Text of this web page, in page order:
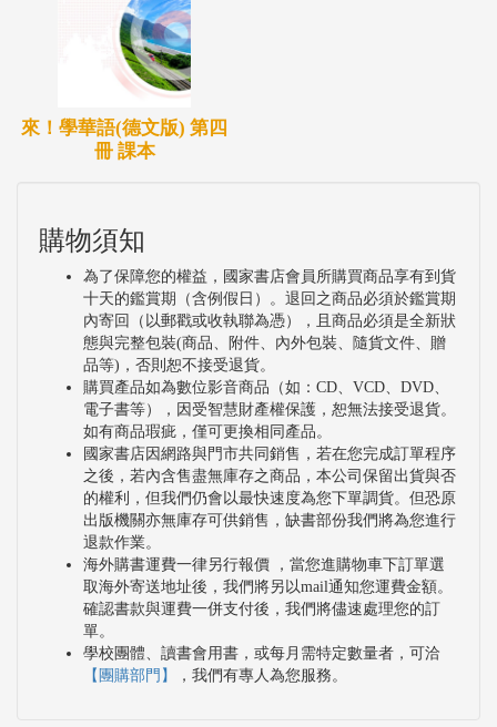
來！學華語(德文版) 第四
冊 課本
購物須知
為了保障您的權益，國家書店會員所購買商品享有到貨
十天的鑑賞期（含例假日）。退回之商品必須於鑑賞期
內寄回（以郵戳或收執聯為憑），且商品必須是全新狀
態與完整包裝(商品、附件、內外包裝、隨貨文件、贈
品等)，否則恕不接受退貨。
購買產品如為數位影音商品（如：CD、VCD、DVD、
電子書等），因受智慧財產權保護，恕無法接受退貨。
如有商品瑕疵，僅可更換相同產品。
國家書店因網路與門市共同銷售，若在您完成訂單程序
之後，若內含售盡無庫存之商品，本公司保留出貨與否
的權利，但我們仍會以最快速度為您下單調貨。但恐原
出版機關亦無庫存可供銷售，缺書部份我們將為您進行
退款作業。
海外購書運費一律另行報價 ，當您進購物車下訂單選
取海外寄送地址後，我們將另以mail通知您運費金額。
確認書款與運費一併支付後，我們將儘速處理您的訂
單。
學校團體、讀書會用書，或每月需特定數量者，可洽
【團購部門】
，我們有專人為您服務。